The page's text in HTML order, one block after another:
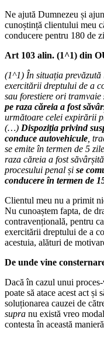
Ne ajută Dumnezeu și
cunoștință clientului meu
conducere pentru 180 de
Art 103 alin. (1^1) din
(1^1) În situația prevăzută
exercitării dreptului de a
sau forestiere ori tramvaie
pe raza căreia a fost
următoare celei expirării
(…) Dispoziția privind
conduce autovehicule ,
se emite în termen de 5
raza căreia a fost
procesului penal și se
conducere în termen de
Clientul meu nu a primit
Nu cunoaștem fapta, de
contravențională, pentru
exercitării dreptului de a
acestuia, alături de
De unde vine
Dacă în cazul unui
poate să atace acest act și
soluționarea cauzei de
supra nu există vreo
contesta în această